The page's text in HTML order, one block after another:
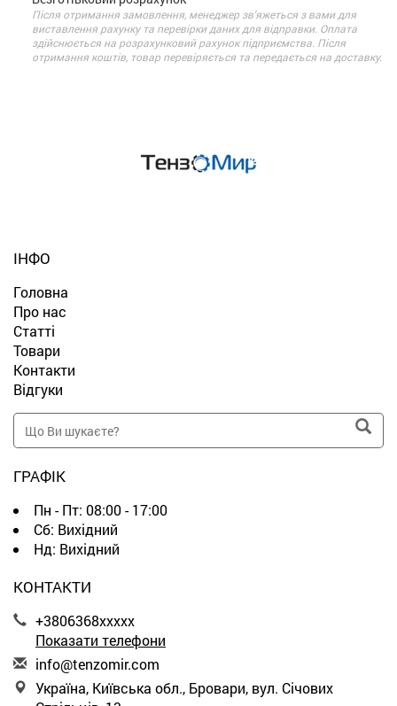
Після отримання замовлення, менеджер зв'яжеться з вами для
виставлення рахунку та перевірки даних для відправки. Оплата
здійснюється на розрахунковий рахунок підприємства. Після
отримання коштів, товар перевіряється та передається на доставку.
ІНФО
Головна
Про нас
Статті
Товари
Контакти
Відгуки
ГРАФІК
Пн - Пт: 08:00 - 17:00
Сб: Вихідний
Нд: Вихідний
КОНТАКТИ
+3806368xxxxx
Показати телефони
info@tenzomir.com
Україна, Київська обл., Бровари, вул. Січових